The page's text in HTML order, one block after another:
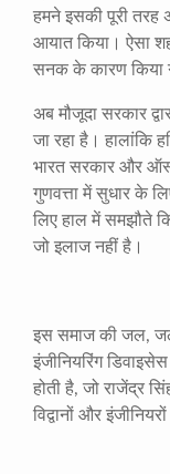
हमने इसकी पूरी तरह
आयात किया। ऐसा
सनक के कारण किया
अब मौजूदा सरकार
जा रहा है। हालांकि
भारत सरकार और
गुणवत्ता में सुधार के
लिए हाल में समझौते
जो इलाज नहीं है।
इस समाज की जल,
इंजीनियरिंग
होती है, जो राजेंद्र
विद्वानों और